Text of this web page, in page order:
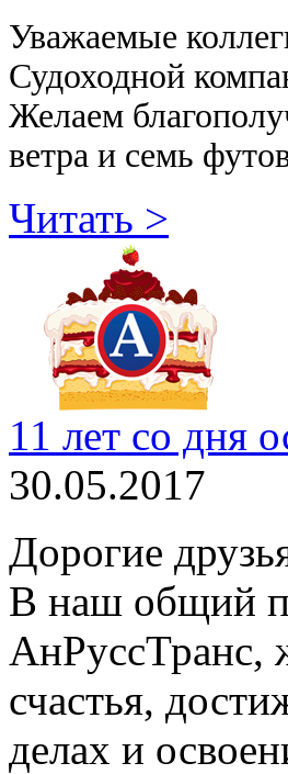
Уважаемые
Судоходной
Желаем
ветра и семь
Читать >
11 лет со дня
30.05.2017
Дорогие
В наш общий
АнРуссТранс,
счастья,
делах и